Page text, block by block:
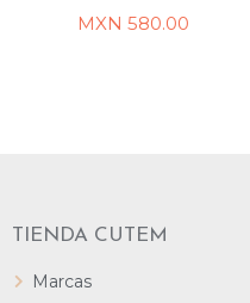
LEER MÁS
580.00
TIENDA CUTEM
Marcas